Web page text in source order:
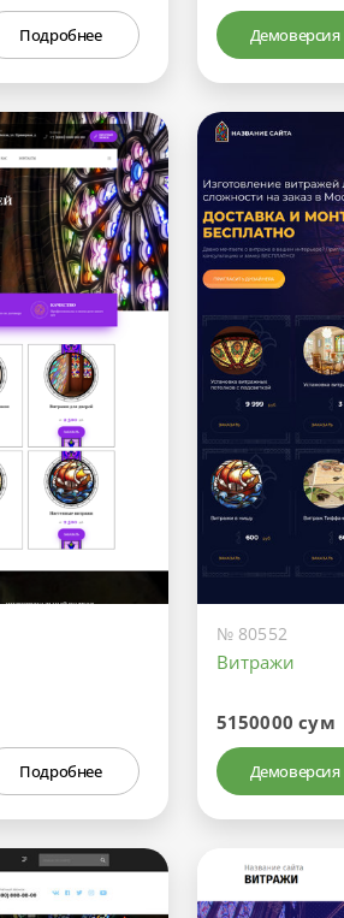
Подробнее Демоверсия
Подробнее
№ 80552
Витражи
5150000 сум
Демоверсия